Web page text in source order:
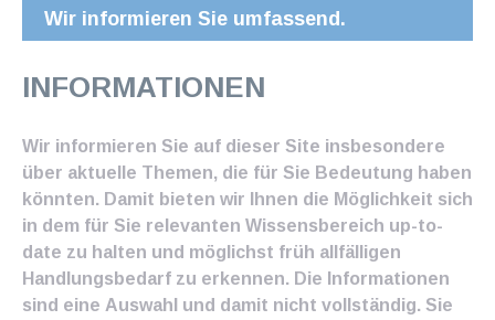
Wir informieren Sie umfassend.
INFORMATIONEN
Wir informieren Sie auf dieser Site insbesondere
über aktuelle Themen, die für Sie Bedeutung haben
könnten. Damit bieten wir Ihnen die Möglichkeit sich
in dem für Sie relevanten Wissensbereich up-to-
date zu halten und möglichst früh allfälligen
Handlungsbedarf zu erkennen. Die Informationen
sind eine Auswahl und damit nicht vollständig. Sie